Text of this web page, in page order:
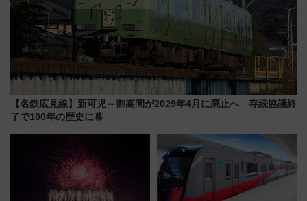
【名鉄広見線】新可児～御嵩間が2029年4月に廃止へ 存続協議終
了で100年の歴史に幕